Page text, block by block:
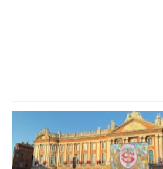
ENTRETIEN. Municipales 2026 à
Toulouse : sous le feu des
Briançon assume son alliance
Piquemal, "ce n’est pas un